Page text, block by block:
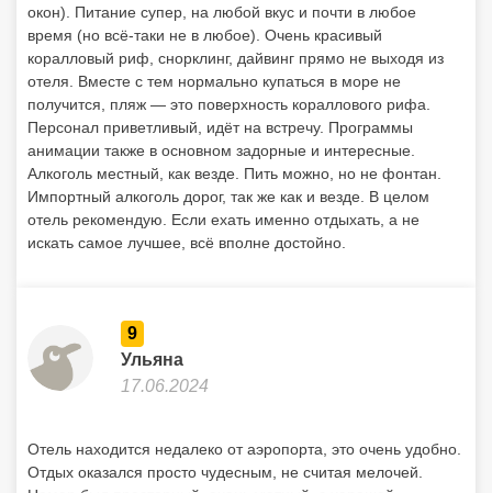
окон). Питание супер, на любой вкус и почти в любое
время (но всё-таки не в любое). Очень красивый
коралловый риф, снорклинг, дайвинг прямо не выходя из
отеля. Вместе с тем нормально купаться в море не
получится, пляж — это поверхность кораллового рифа.
Персонал приветливый, идёт на встречу. Программы
анимации также в основном задорные и интересные.
Алкоголь местный, как везде. Пить можно, но не фонтан.
Импортный алкоголь дорог, так же как и везде. В целом
отель рекомендую. Если ехать именно отдыхать, а не
искать самое лучшее, всё вполне достойно.
9
Ульяна
17.06.2024
Отель находится недалеко от аэропорта, это очень удобно.
Отдых оказался просто чудесным, не считая мелочей.